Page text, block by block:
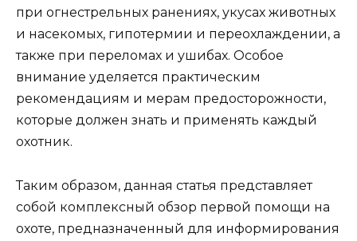
при огнестрельных ранениях, укусах животных
и насекомых, гипотермии и переохлаждении, а
также при переломах и ушибах. Особое
внимание уделяется практическим
рекомендациям и мерам предосторожности,
которые должен знать и применять каждый
охотник.
Таким образом, данная статья представляет
собой комплексный обзор первой помощи на
охоте, предназначенный для информирования